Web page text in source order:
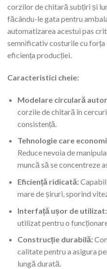
corzilor de chitară subțiri și
făcându-le gata pentru
automatizarea acestui pas
semnificativ costurile cu
eficiența producției.
Caracteristici cheie:
Modelare circulară
corzile de chitară în
consistență.
Tehnologie care
Reduce nevoia de
muncă să se concentreze
Eficiență ridicată:Capabil
mare de șiruri, sporind
Interfață ușor de utilizat:
utilizat pentru o
Construcție durabilă:
calitate pentru a asigura
lungă durată.